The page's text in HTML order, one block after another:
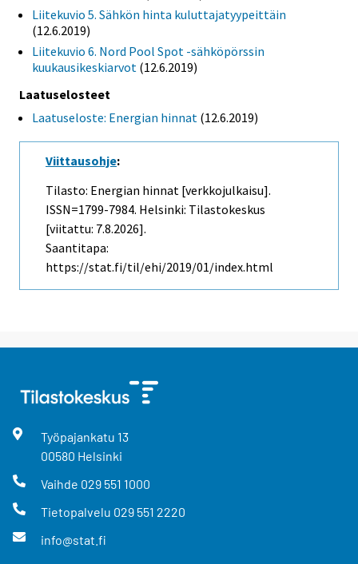
Liitekuvio 5. Sähkön hinta kuluttajatyypeittäin
(12.6.2019)
Liitekuvio 6. Nord Pool Spot -sähköpörssin
kuukausikeskiarvot (12.6.2019)
Laatuselosteet
Laatuseloste: Energian hinnat (12.6.2019)
Viittausohje:
Tilasto: Energian hinnat [verkkojulkaisu].
ISSN=1799-7984. Helsinki: Tilastokeskus
[viitattu: 7.8.2026].
Saantitapa:
https://stat.fi/til/ehi/2019/01/index.html
Työpajankatu 13
00580 Helsinki
Vaihde 029 551 1000
Tietopalvelu 029 551 2220
info@stat.fi